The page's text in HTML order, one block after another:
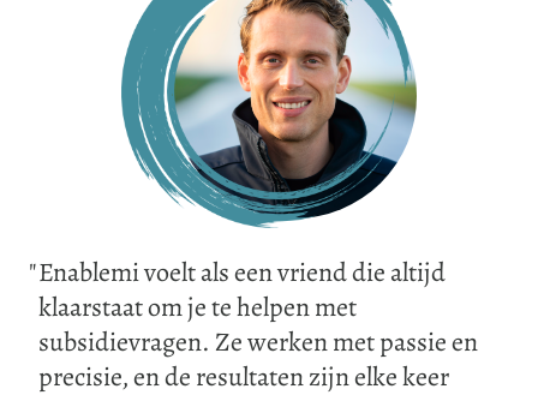
Enablemi voelt als een vriend die altijd
klaarstaat om je te helpen met
subsidievragen. Ze werken met passie en
precisie, en de resultaten zijn elke keer